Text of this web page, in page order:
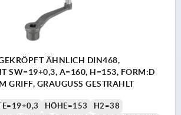
ÄHNLICH DIN468,
SW=19+0,3, A=160, H=153, FORM:D
GRIFF, GRAUGUSS GESTRAHLT
HÖHE=153
H2=38